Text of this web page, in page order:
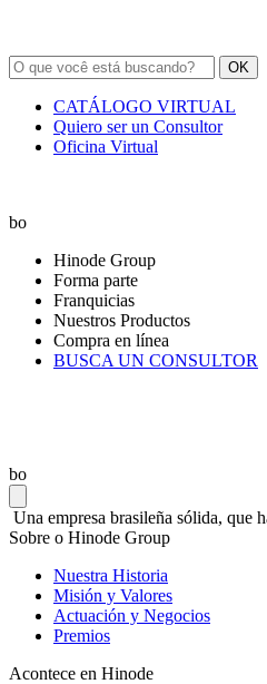
OK
CATÁLOGO VIRTUAL
Quiero ser un Consultor
Oficina Virtual
bo
Hinode Group
Forma parte
Franquicias
Nuestros Productos
Compra en línea
BUSCA UN CONSULTOR
bo
Una empresa brasileña sólida, que
Sobre o Hinode Group
Nuestra Historia
Misión y Valores
Actuación y Negocios
Premios
Acontece en Hinode